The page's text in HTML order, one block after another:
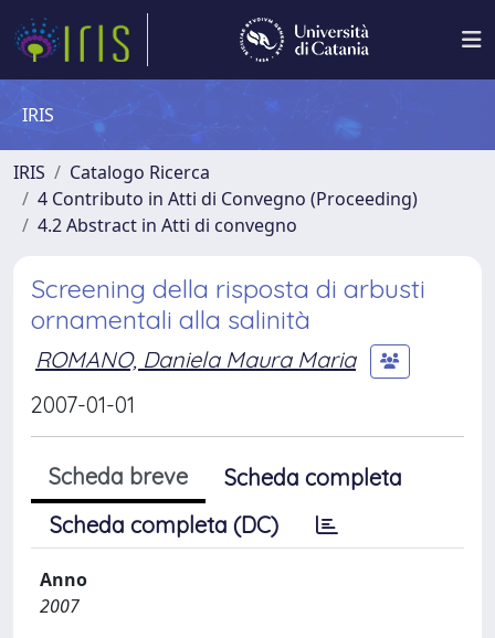
IRIS
IRIS
Catalogo Ricerca
4 Contributo in Atti di Convegno (Proceeding)
4.2 Abstract in Atti di convegno
Screening della risposta di arbusti
ornamentali alla salinità
ROMANO, Daniela Maura Maria
2007-01-01
Scheda breve
Scheda completa
Scheda completa (DC)
Anno
2007